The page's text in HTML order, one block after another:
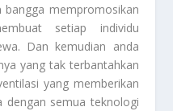
bangga mempromosikan
setiap individu
Dan kemudian anda
yang tak terbantahkan
yang memberikan
dengan semua teknologi